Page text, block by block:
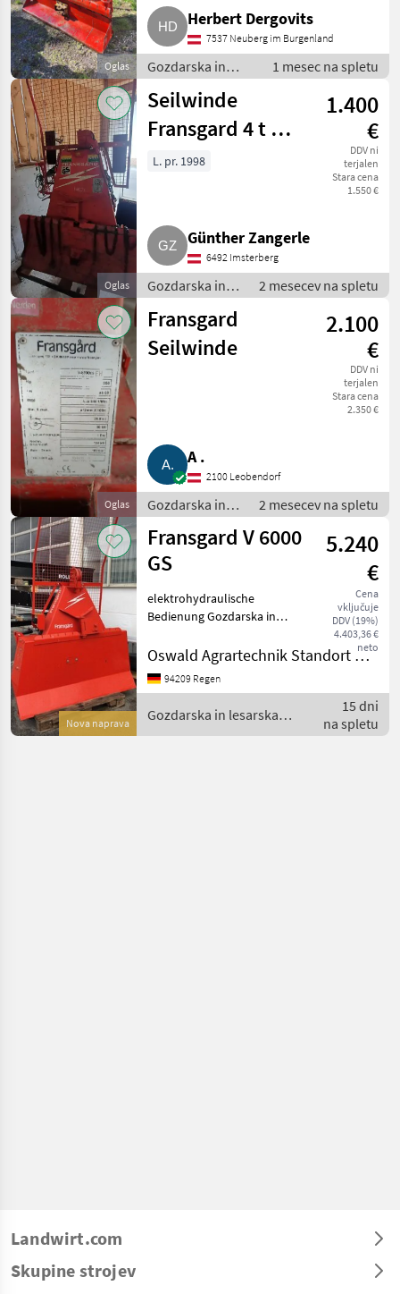
Oglas
Herbert Dergovits
7537 Neuberg im Burgenland
Gozdarska in
lesarska
mehanizacija /
Gozdarski vitli
1 mesec na spletu
Oglas
Seilwinde
Fransgard 4 t V
4000 S
1.400
€
DDV ni
terjalen
Stara cena
1.550 €
L. pr. 1998
Günther Zangerle
6492 Imsterberg
Gozdarska in
lesarska
mehanizacija /
Gozdarski vitli
2 mesecev na spletu
Oglas
Fransgard
Seilwinde
2.100
€
DDV ni
terjalen
Stara cena
2.350 €
A .
2100 Leobendorf
Gozdarska in
lesarska
mehanizacija /
Gozdarski vitli
2 mesecev na spletu
Nova naprava
Fransgard V 6000
GS
5.240
€
Cena
vključuje
DDV (19%)
4.403,36 €
neto
elektrohydraulische
Bedienung Gozdarska in
Gozdarski vitli
Oswald Agrartechnik Standort Regen
94209 Regen
Gozdarska in lesarska
mehanizacija / Fransgard
15 dni
na spletu
Landwirt.com
Skupine strojev